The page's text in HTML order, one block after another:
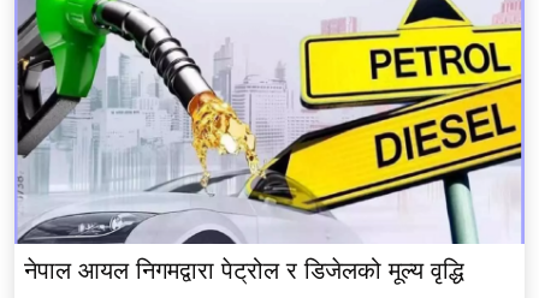
नेपाल आयल निगमद्वारा पेट्रोल र डिजेलको मूल्य वृद्धि